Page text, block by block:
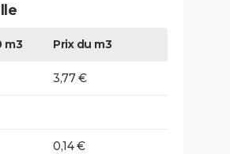
m3 Prix du m3
3,77 €
0,14 €